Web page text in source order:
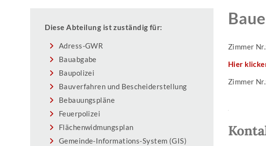
Zimmer
Hier
Zimmer
Diese Abteilung ist zuständig für:
Adress-GWR
Bauabgabe
Baupolizei
Bauverfahren und Bescheiderstellung
Bebauungspläne
Feuerpolizei
Flächenwidmungsplan
Gemeinde-Informations-System (GIS)